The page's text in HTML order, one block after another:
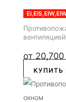
вентиляцией
от 20,700
КУПИТЬ